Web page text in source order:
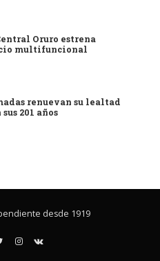
Oruro estrena
multifuncional
renuevan su lealtad
201 años
desde 1919